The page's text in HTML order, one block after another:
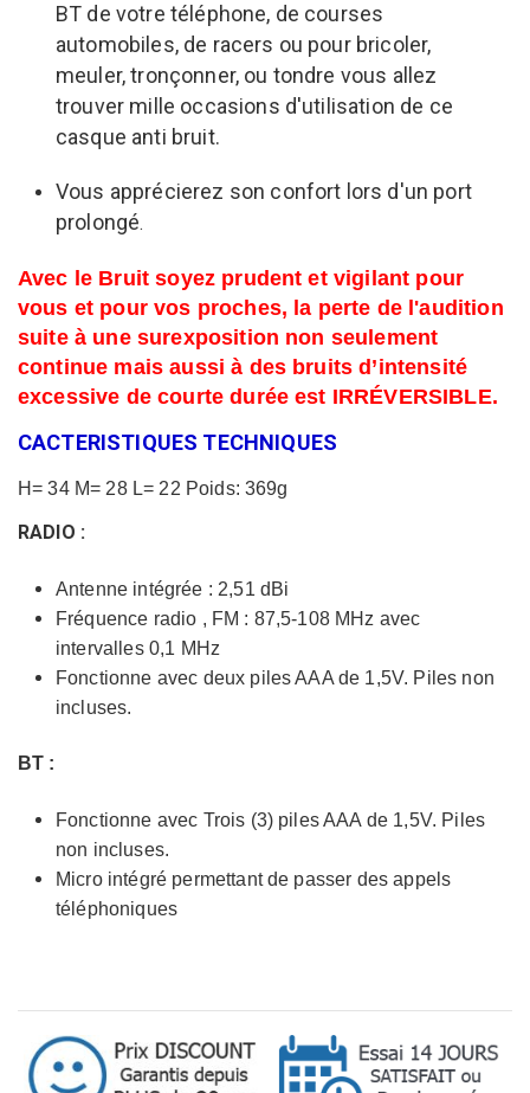
BT de votre téléphone, de courses
automobiles, de racers ou pour bricoler,
meuler, tronçonner, ou tondre vous allez
trouver mille occasions d'utilisation de ce
casque anti bruit.
Vous apprécierez son confort lors d'un port
prolongé.
Avec le Bruit soyez prudent et vigilant pour
vous et pour vos proches, la perte de l'audition
suite à une surexposition non seulement
continue mais aussi à des bruits d’intensité
excessive de courte durée est IRRÉVERSIBLE.
CACTERISTIQUES TECHNIQUES
H= 34 M= 28 L= 22 Poids: 369g
RADIO :
Antenne intégrée : 2,51 dBi
Fréquence radio , FM : 87,5-108 MHz avec
intervalles 0,1 MHz
Fonctionne avec deux piles AAA de 1,5V. Piles non
incluses.
BT :
Fonctionne avec Trois (3) piles AAA de 1,5V. Piles
non incluses.
Micro intégré permettant de passer des appels
téléphoniques